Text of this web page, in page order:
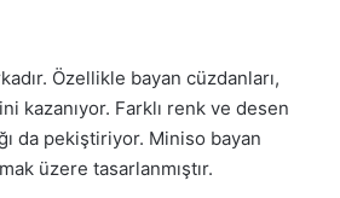
Özellikle bayan cüzdanları,
kazanıyor. Farklı renk ve desen
da pekiştiriyor. Miniso bayan
üzere tasarlanmıştır.